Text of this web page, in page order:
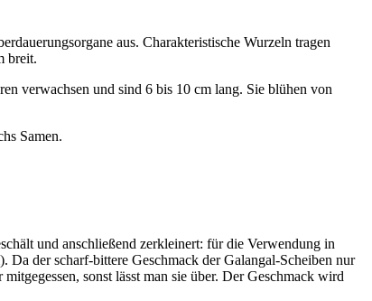
aus. Charakteristische Wurzeln tragen
breit.
verwachsen und sind 6 bis 10 cm lang. Sie blühen von
Samen.
und anschließend zerkleinert: für die Verwendung in
der scharf-bittere Geschmack der Galangal-Scheiben nur
sonst lässt man sie über. Der Geschmack wird